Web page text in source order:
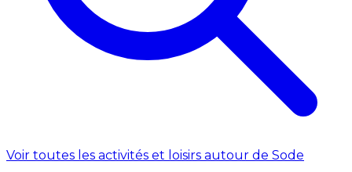
Voir toutes les activités et loisirs autour de Sode